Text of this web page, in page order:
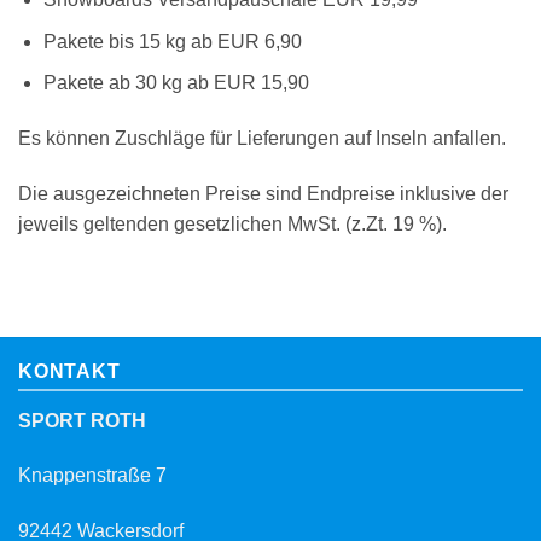
Pakete bis 15 kg ab EUR 6,90
Pakete ab 30 kg ab EUR 15,90
Es können Zuschläge für Lieferungen auf Inseln anfallen.
Die ausgezeichneten Preise sind Endpreise inklusive der
jeweils geltenden gesetzlichen MwSt. (z.Zt. 19 %).
KONTAKT
SPORT ROTH
Knappenstraße 7
92442 Wackersdorf